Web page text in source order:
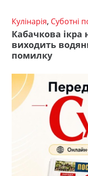
Кулінарія, Суботні
Кабачкова
виходить
помилку